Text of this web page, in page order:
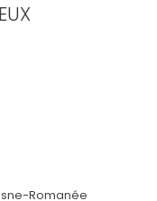
Romanée